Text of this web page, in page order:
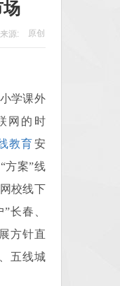
来源: 原创
学课外
网的时
教育安
方案”线
校线下
长春、
方针直
五线城